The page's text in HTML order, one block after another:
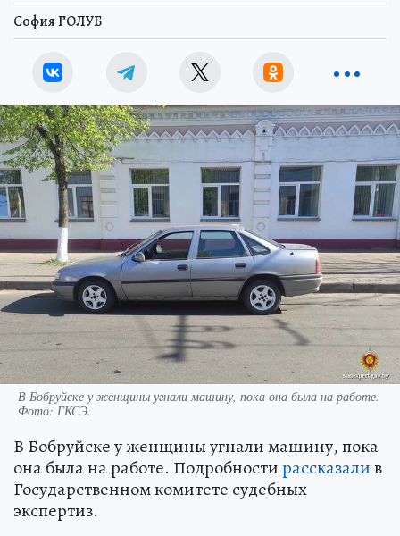
София ГОЛУБ
В Бобруйске у женщины угнали машину, пока она была на работе.
Фото: ГКСЭ.
В Бобруйске у женщины угнали машину, пока
она была на работе. Подробностирассказалив
Государственном комитете судебных
экспертиз.